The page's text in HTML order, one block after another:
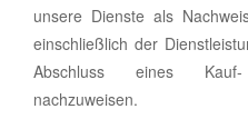
unsere Dienste als
einschließlich der
Abschluss eines
nachzuweisen.